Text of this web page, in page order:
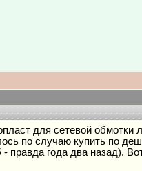
для сетевой
по случаю купить по
правда года два назад).